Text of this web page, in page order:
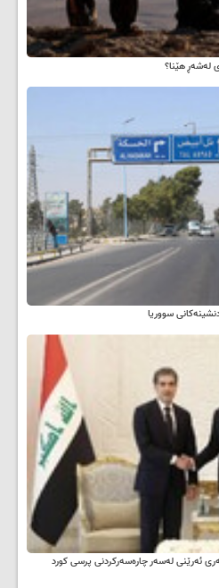
لەشەڕ هێنا؟
سووریا
ئه‌رێنی له‌سه‌ر چاره‌سه‌ركردنی پرسی كورد